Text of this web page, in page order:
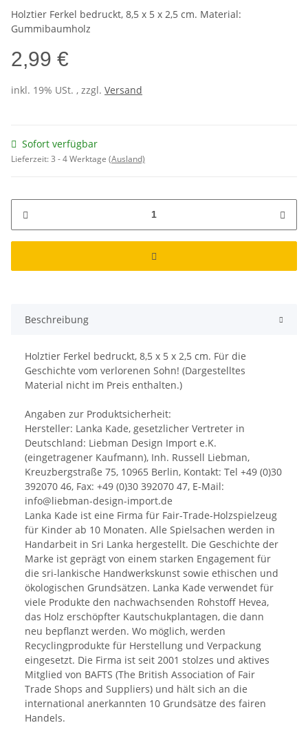
Holztier Ferkel bedruckt, 8,5 x 5 x 2,5 cm. Material:
Gummibaumholz
2,99 €
inkl. 19% USt. , zzgl. Versand
Sofort verfügbar
Lieferzeit:3 - 4 Werktage (Ausland)
Beschreibung
Holztier Ferkel bedruckt, 8,5 x 5 x 2,5 cm. Für die
Geschichte vom verlorenen Sohn! (Dargestelltes
Material nicht im Preis enthalten.)
Angaben zur Produktsicherheit:
Hersteller: Lanka Kade, gesetzlicher Vertreter in
Deutschland: Liebman Design Import e.K.
(eingetragener Kaufmann), Inh. Russell Liebman,
Kreuzbergstraße 75, 10965 Berlin, Kontakt: Tel +49 (0)30
392070 46, Fax: +49 (0)30 392070 47, E-Mail:
info@liebman-design-import.de
Lanka Kade ist eine Firma für Fair-Trade-Holzspielzeug
für Kinder ab 10 Monaten. Alle Spielsachen werden in
Handarbeit in Sri Lanka hergestellt. Die Geschichte der
Marke ist geprägt von einem starken Engagement für
die sri-lankische Handwerkskunst sowie ethischen und
ökologischen Grundsätzen. Lanka Kade verwendet für
viele Produkte den nachwachsenden Rohstoff Hevea,
das Holz erschöpfter Kautschukplantagen, die dann
neu bepflanzt werden. Wo möglich, werden
Recyclingprodukte für Herstellung und Verpackung
eingesetzt. Die Firma ist seit 2001 stolzes und aktives
Mitglied von BAFTS (The British Association of Fair
Trade Shops and Suppliers) und hält sich an die
international anerkannten 10 Grundsätze des fairen
Handels.